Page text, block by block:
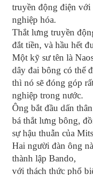
truyền động điện
nghiệp hóa.
Thắt lưng truyền
đắt tiền, và hầu hết
Một kỹ sư tên là
dây đai bông có thể
thì nó sẽ đóng góp
nghiệp trong nước.
Ông bắt đầu dấn
bá thắt lưng bông,
sự hậu thuẫn của
Hai người đàn ông
thành lập Bando,
với thách thức phổ